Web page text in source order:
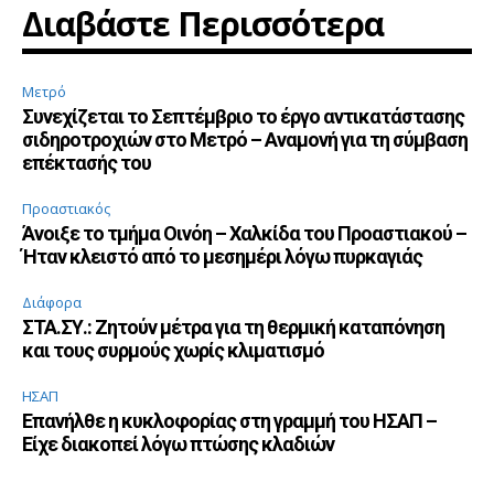
Διαβάστε Περισσότερα
Μετρό
Συνεχίζεται το Σεπτέμβριο το έργο αντικατάστασης
σιδηροτροχιών στο Μετρό – Αναμονή για τη σύμβαση
επέκτασής του
Προαστιακός
Άνοιξε το τμήμα Οινόη – Χαλκίδα του Προαστιακού –
Ήταν κλειστό από το μεσημέρι λόγω πυρκαγιάς
Διάφορα
ΣΤΑ.ΣΥ.: Ζητούν μέτρα για τη θερμική καταπόνηση
και τους συρμούς χωρίς κλιματισμό
ΗΣΑΠ
Επανήλθε η κυκλοφορίας στη γραμμή του ΗΣΑΠ –
Είχε διακοπεί λόγω πτώσης κλαδιών